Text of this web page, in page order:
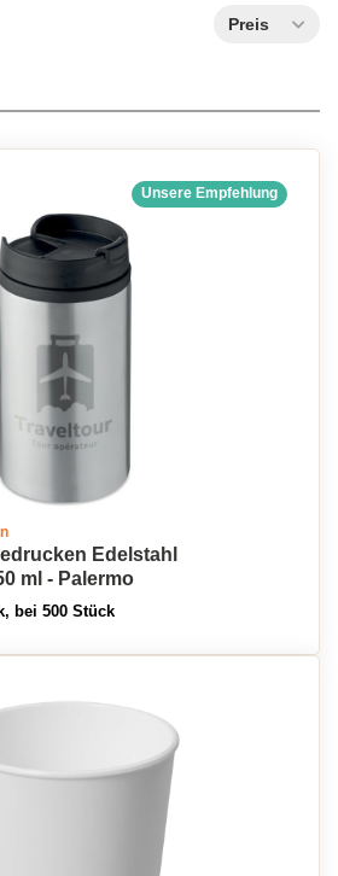
Preis
Unsere Empfehlung
Edelstahl
ml - Palermo
bei 500 Stück